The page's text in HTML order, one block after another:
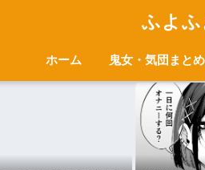
ふよふ
ホーム 鬼女・気団まと